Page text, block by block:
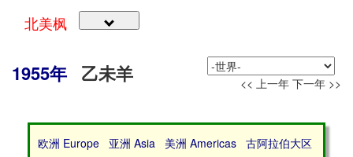
北美枫
1955年 乙未羊 << 上一年 下一年 >>
欧洲 Europe 亚洲 Asia 美洲 Americas
古阿拉伯大区